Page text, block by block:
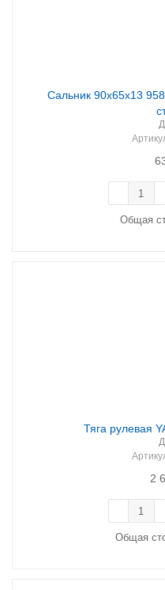
Сальник 90х65х13
Общая
Тяга рулевая
2
Общая